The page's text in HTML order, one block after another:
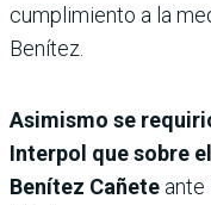
cumplimiento a la
Benítez.
Asimismo se
Interpol que sobre
Benítez Cañete ante